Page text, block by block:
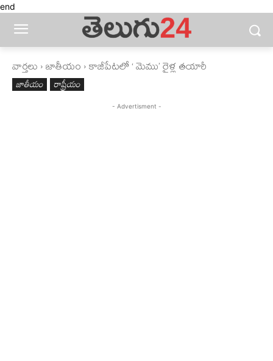
end
వార్తలు జాతీయం కాజీపేటలో ‘ మెము’ రైళ్ల తయారీ
జాతీయం రాష్ట్రీయం
- Advertisment -